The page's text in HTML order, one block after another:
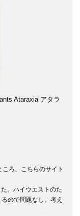
Ataraxia アタラ
ろ、こちらのサイト
。ハイウエストのた
ので問題なし。考え